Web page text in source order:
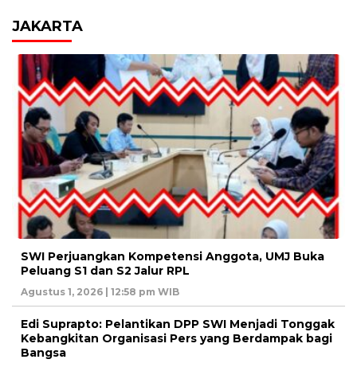
JAKARTA
SWI Perjuangkan Kompetensi Anggota, UMJ Buka
Peluang S1 dan S2 Jalur RPL
Agustus 1, 2026 | 12:58 pm WIB
Edi Suprapto: Pelantikan DPP SWI Menjadi Tonggak
Kebangkitan Organisasi Pers yang Berdampak bagi
Bangsa